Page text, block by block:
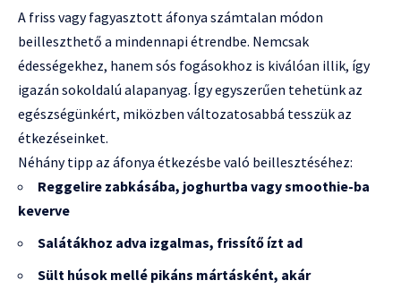
A friss vagy fagyasztott áfonya számtalan módon
beilleszthető a mindennapi étrendbe. Nemcsak
édességekhez, hanem sós fogásokhoz is kiválóan illik, így
igazán sokoldalú alapanyag. Így egyszerűen tehetünk az
egészségünkért, miközben változatosabbá tesszük az
étkezéseinket.
Néhány tipp az áfonya étkezésbe való beillesztéséhez:
Reggelire zabkásába, joghurtba vagy smoothie-ba
keverve
Salátákhoz adva izgalmas, frissítő ízt ad
Sült húsok mellé pikáns mártásként, akár